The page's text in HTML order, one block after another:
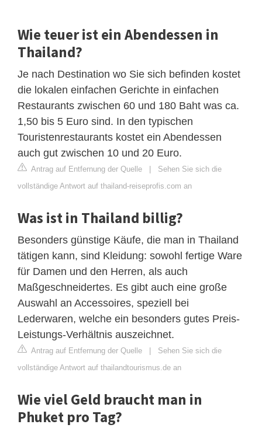
Wie teuer ist ein Abendessen in
Thailand?
Je nach Destination wo Sie sich befinden kostet
die lokalen einfachen Gerichte in einfachen
Restaurants zwischen 60 und 180 Baht was ca.
1,50 bis 5 Euro sind. In den typischen
Touristenrestaurants kostet ein Abendessen
auch gut zwischen 10 und 20 Euro.
Antrag auf Entfernung der Quelle | Sehen Sie sich die
vollständige Antwort auf thailand-reiseprofis.com an
Was ist in Thailand billig?
Besonders günstige Käufe, die man in Thailand
tätigen kann, sind Kleidung: sowohl fertige Ware
für Damen und den Herren, als auch
Maßgeschneidertes. Es gibt auch eine große
Auswahl an Accessoires, speziell bei
Lederwaren, welche ein besonders gutes Preis-
Leistungs-Verhältnis auszeichnet.
Antrag auf Entfernung der Quelle | Sehen Sie sich die
vollständige Antwort auf thailandtourismus.de an
Wie viel Geld braucht man in
Phuket pro Tag?